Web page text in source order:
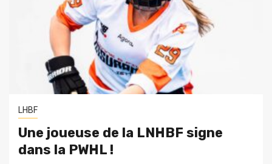
LHBF
Une joueuse de la LNHBF signe
dans la PWHL !